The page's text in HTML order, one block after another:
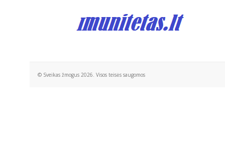
© Sveikas žmogus 2026. Visos teisės saugomos